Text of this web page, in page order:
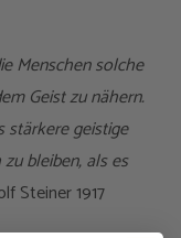
Menschen solche
Geist zu nähern.
stärkere geistige
bleiben, als es
Steiner 1917